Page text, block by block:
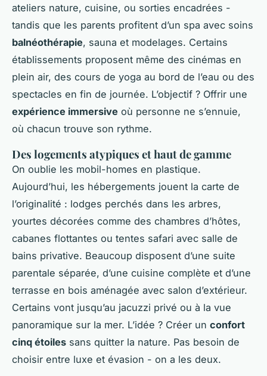
ateliers nature, cuisine, ou sorties encadrées -
tandis que les parents profitent d’un spa avec soins
balnéothérapie, sauna et modelages. Certains
établissements proposent même des cinémas en
plein air, des cours de yoga au bord de l’eau ou des
spectacles en fin de journée. L’objectif ? Offrir une
expérience immersive où personne ne s’ennuie,
où chacun trouve son rythme.
Des logements atypiques et haut de gamme
On oublie les mobil-homes en plastique.
Aujourd’hui, les hébergements jouent la carte de
l’originalité : lodges perchés dans les arbres,
yourtes décorées comme des chambres d’hôtes,
cabanes flottantes ou tentes safari avec salle de
bains privative. Beaucoup disposent d’une suite
parentale séparée, d’une cuisine complète et d’une
terrasse en bois aménagée avec salon d’extérieur.
Certains vont jusqu’au jacuzzi privé ou à la vue
panoramique sur la mer. L’idée ? Créer un confort
cinq étoiles sans quitter la nature. Pas besoin de
choisir entre luxe et évasion - on a les deux.